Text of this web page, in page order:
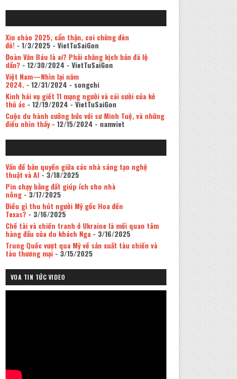
Xin chào 2025, cẩn thận, coi chừng đèn
đỏ!- 1/3/2025 - VietTuSaiGon
Đoàn Văn Báu là ai? Phải chăng kịch bản đã lộ
dần?- 12/30/2024 - VietTuSaiGon
Việt Nam—Nhìn lại năm
2024.- 12/31/2024 - songchi
Kinh hãi vụ giết 11 mạng người và cái cười của kẻ
thủ ác- 12/19/2024 - VietTuSaiGon
Cuộc du hành cưỡng bức với sư Minh Tuệ, và những
điều nhìn thấy- 12/15/2024 - namviet
Vấn đề bản quyền giữa các nhà sáng tạo nghệ
thuật và AI- 3/18/2025
Pin chạy bằng đất giúp ích cho nhà
nông- 3/17/2025
Điều gì thu hút người Mỹ gốc Hoa đến
Texas?- 3/16/2025
Chế tài và chiến tranh ở Ukraine là mối quan tâm
hàng đầu của du khách Nga- 3/16/2025
Trung Quốc vượt qua Mỹ về sản xuất tàu chiến và
tàu thương mại- 3/15/2025
VOA TIN TỨC VIDEO